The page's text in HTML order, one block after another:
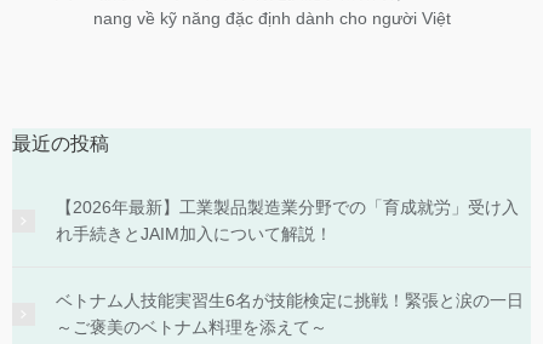
nang về kỹ năng đặc định dành cho người Việt
最近の投稿
【2026年最新】工業製品製造業分野での「育成就労」受け入
れ手続きとJAIM加入について解説！
ベトナム人技能実習生6名が技能検定に挑戦！緊張と涙の一日
～ご褒美のベトナム料理を添えて～